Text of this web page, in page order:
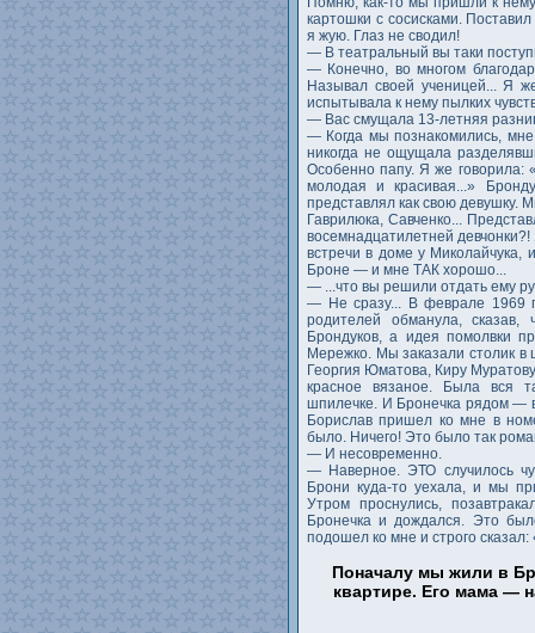
картошки с сосисками.
я жую. Глаз не сводил!
— В театральный вы таки
— Конечно, во многом
Называл своей ученицей... Я
испытывала к нему пылких
— Вас смущала 13-летняя
— Когда мы познакомились,
никогда не ощущала
Особенно папу. Я же говорила:
молодая и красивая...»
представлял как свою девушку.
Гаврилюка, Савченко...
восемнадцатилетней
встречи в доме у Миколайчука,
Броне — и мне ТАК хорошо...
— ...что вы решили отдать ему
— Не сразу... В феврале 1969
родителей обманула,
Брондуков, а идея помолвки
Мережко. Мы заказали столик
Георгия Юматова, Киру
красное вязаное. Была вся
шпилечке. И Бронечка рядом —
Борислав пришел ко мне в
было. Ничего! Это было так
— И несовременно.
— Наверное. ЭТО случилось
Брони куда-то уехала, и мы
Утром проснулись,
Бронечка и дождался. Это
подошел ко мне и строго
Поначалу мы жили в
квартире. Его мама —